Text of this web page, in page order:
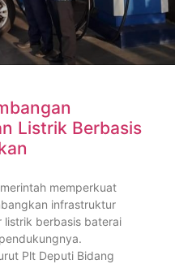
Listrik Berbasis
memperkuat
infrastruktur
listrik berbasis baterai
Plt Deputi Bidang